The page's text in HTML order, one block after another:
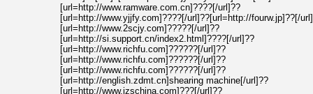
[url=http://www.ramware.com.cn]????[/url]??
[url=http://www.yjjfy.com]????[/url]??[url=http://fourw.jp]??[/
[url=http://www.2scjy.com]?????[/url]??
[url=http://si.support.cn/index2.html]????[/url]??
[url=http://www.richfu.com]??????[/url]??
[url=http://www.richfu.com]??????[/url]??
[url=http://www.richfu.com]??????[/url]??
[url=http://english.zdmt.cn]shearing machine[/url]??
[url=http://www.jzschina.com]???[/url]??